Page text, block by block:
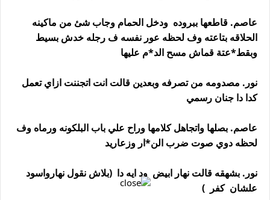
عاصم. قاطعها ببروده ودخل الحمام وجاب شئ من ماكينه
الحلاقه بتاعته وف لحظه عور نفسه ف رجله خدش بسيط
وبقط*عتة قماش مسح الد*م عليها
نور. مصدومه من تصرفه وبعدين قالت انت اتجننت ازاي تعمل
كدا دا جنان رسمي
عاصم. بصلها واتجاهل كلامها وراح علي باب البلكونه ورماه وف
لحظه دوي صوت ضرب الن*ار وزعاريد
نور. بشهقه قالت نهار ابيض ود ايه دا (بلاش نقول نهارواسود
علشان كفر )